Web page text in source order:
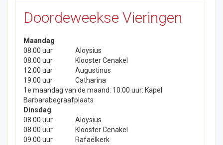
Doordeweekse Vieringen
Maandag
08.00 uur
Aloysius
08.00 uur
Klooster Cenakel
12.00 uur
Augustinus
19.00 uur
Catharina
1e maandag van de maand: 10:00 uur: Kapel
Barbarabegraafplaats
Dinsdag
08.00 uur
Aloysius
08.00 uur
Klooster Cenakel
09.00 uur
Rafaëlkerk